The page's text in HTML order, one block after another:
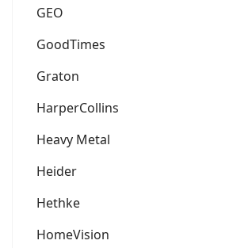
GEO
GoodTimes
Graton
HarperCollins
Heavy Metal
Heider
Hethke
HomeVision